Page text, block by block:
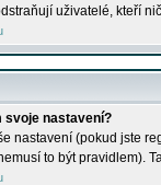
uživatelé, kteří
svoje nastavení?
nastavení (pokud jste
to být pravidlem).